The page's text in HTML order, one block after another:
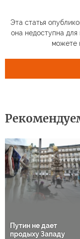
Эта статья
она недоступна
можете
Путин не дает
продыху Западу